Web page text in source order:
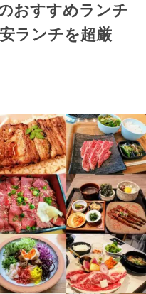
おすすめランチ
ランチを超厳